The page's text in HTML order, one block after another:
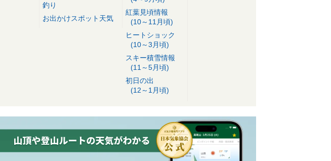
釣り
お出かけスポット天気
紅葉見頃情報
(10～11月頃)
ヒートショック
(10～3月頃)
スキー積雪情報
(11～5月頃)
初日の出
(12～1月頃)